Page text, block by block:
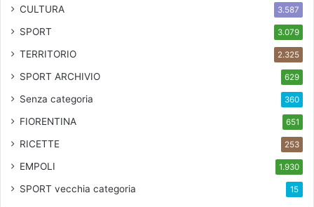
CULTURA 3.587
SPORT 3.079
TERRITORIO 2.325
SPORT ARCHIVIO 629
Senza categoria 360
FIORENTINA 651
RICETTE 253
EMPOLI 1.930
SPORT vecchia categoria 15